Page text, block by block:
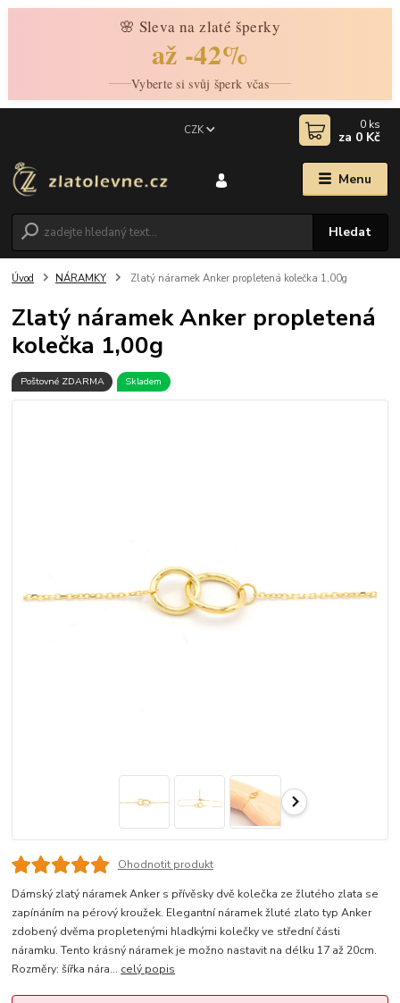
🌸 Sleva na zlaté šperky
až -42%
Vyberte si svůj šperk včas
Menu
CZK
Hledat
0 ks
za 0 Kč
Úvod NÁRAMKY Zlatý náramek Anker propletená kolečka 1,00g
Zlatý náramek Anker propletená
kolečka 1,00g
Poštovné ZDARMA Skladem
Ohodnotit produkt
Dámský zlatý náramek Anker s přívěsky dvě kolečka ze žlutého zlata se
zapínáním na pérový kroužek. Elegantní náramek žluté zlato typ Anker
zdobený dvěma propletenými hladkými kolečky ve střední části
náramku. Tento krásný náramek je možno nastavit na délku 17 až 20cm.
Rozměry: šířka nára... celý popis